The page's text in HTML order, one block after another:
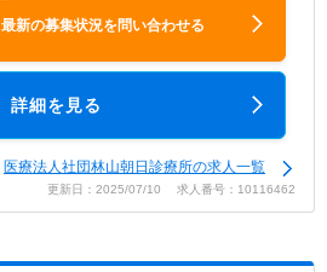
最新の募集状況を問い合わせる
詳細を見る
医療法人社団林山朝日診療所の求人一覧
更新日：2025/07/10 求人番号：10116462